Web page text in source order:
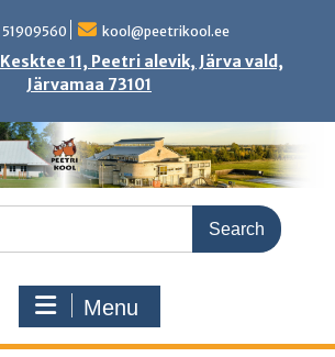
51909560 kool@peetrikool.ee
Kesktee 11, Peetri alevik, Järva vald,
Järvamaa 73101
Menu